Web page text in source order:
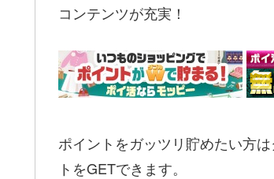
コンテンツが充実！
ポイントをガッツリ貯めたい方
トをGETできます。